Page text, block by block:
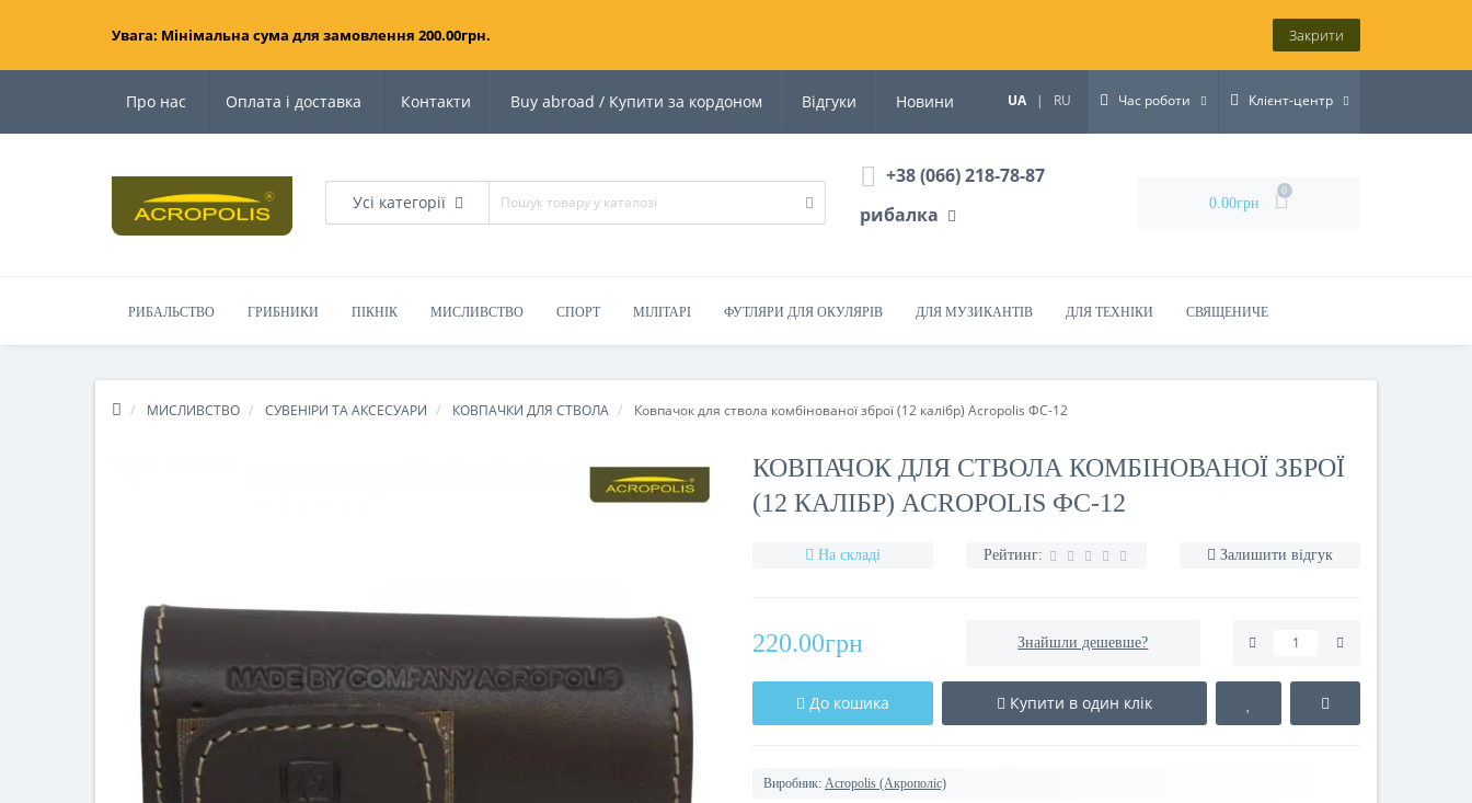
Увага: Мінімальна сума для замовлення 200.00грн. Закрити
Про нас Оплата і доставка Контакти Buy abroad / Купити за кордоном Відгуки Новини UA | RU Час роботи Клієнт-центр
Усі категорії
+38 (066) 218-78-87
рибалка
0.00грн
0
РИБАЛЬСТВО ГРИБНИКИ ПІКНІК МИСЛИВСТВО СПОРТ МІЛІТАРІ ФУТЛЯРИ ДЛЯ ОКУЛЯРІВ ДЛЯ МУЗИКАНТІВ ДЛЯ ТЕХНІКИ СВЯЩЕНИЧЕ
МИСЛИВСТВО СУВЕНІРИ ТА АКСЕСУАРИ КОВПАЧКИ ДЛЯ СТВОЛА Ковпачок для ствола комбінованої зброї (12 калібр) Acropolis ФС-12
КОВПАЧОК ДЛЯ СТВОЛА КОМБІНОВАНОЇ ЗБРОЇ
(12 КАЛІБР) ACROPOLIS ФС-12
На складі Рейтинг: Залишити відгук
220.00грн Знайшли дешевше?
До кошика Купити в один клік
Виробник: Acropolis (Акрополіс)